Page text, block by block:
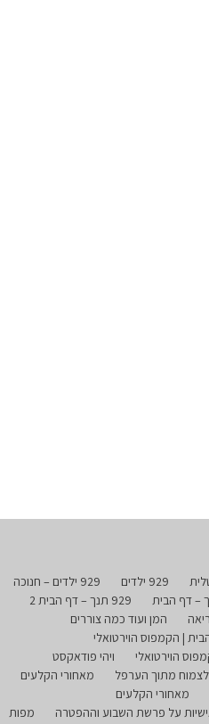
929 ילדים
929 ילדים – חנוכה
929 תנך – דף הבית 2
המן ועוד כמה צוררים
| הקמפוס הוירטואלי
הוירטואלי
ויהי פודאקסט
לצמוח מתוך הערפל
מאחורי הקלעים
מאחורי הקלעים
על פרשת השבוע וההפטרה
מפות